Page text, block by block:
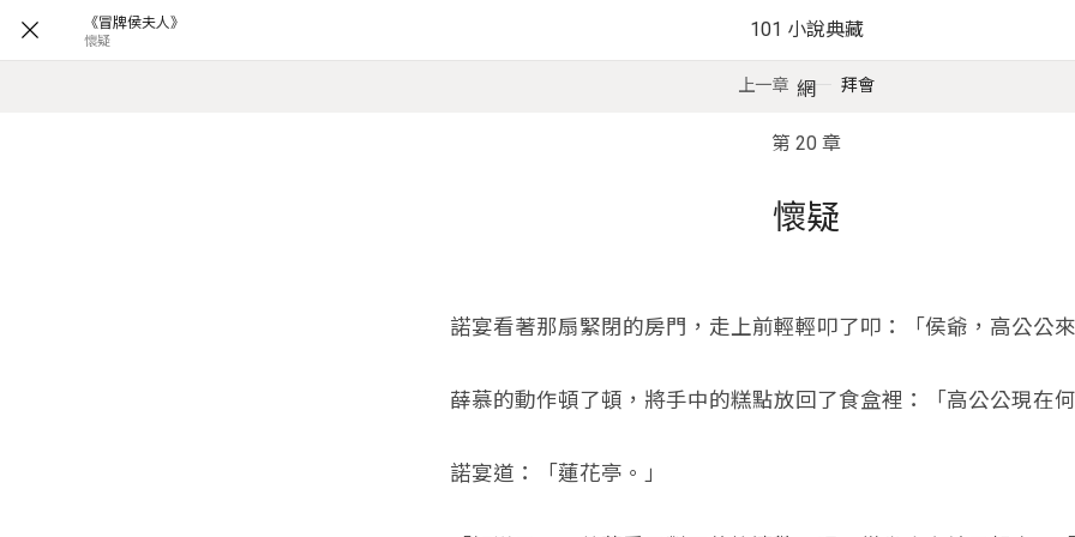
《冒牌侯夫人》
懷疑 101 小說典藏
網
上一章 拜會
第 20 章
懷疑
諾宴看著那扇緊閉的房門，走上前輕輕叩了叩：「侯爺，高公公來
薛慕的動作頓了頓，將手中的糕點放回了食盒裡：「高公公現在何
諾宴道：「蓮花亭。」